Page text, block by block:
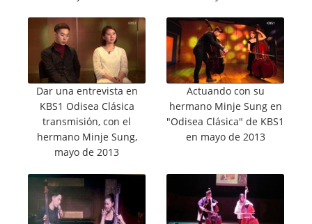
Dar una entrevista en
KBS1 Odisea Clásica
transmisión, con el
hermano Minje Sung,
mayo de 2013
Actuando con su
hermano Minje Sung en
"Odisea Clásica" de KBS1
en mayo de 2013